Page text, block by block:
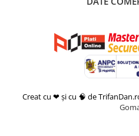
Creat cu ❤ și cu 🧠 de